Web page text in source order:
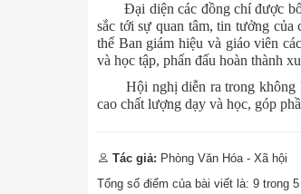
Đại diện các đồng chí được
sắc tới sự quan tâm, tin tưởng
thể Ban giám hiệu và giáo viên
và học tập, phấn đấu hoàn thành
Hội nghị diễn ra trong không
cao chất lượng dạy và học, góp
Tác giả: Phòng Văn Hóa - Xã hội
Tổng số điểm của bài viết là: 9 trong 5